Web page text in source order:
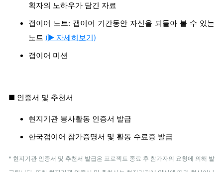
획자의 노하우가 담긴 자료
갭이어 노트: 갭이어 기간동안 자신을 되돌아 볼 수 있는
노트 (▶ 자세히보기)
갭이어 미션
■ 인증서 및 추천서
현지기관 봉사활동 인증서 발급
한국갭이어 참가증명서 및 활동 수료증 발급
* 현지기관 인증서 및 추천서 발급은 프로젝트 종료 후 참가자의 요청에 의해 발